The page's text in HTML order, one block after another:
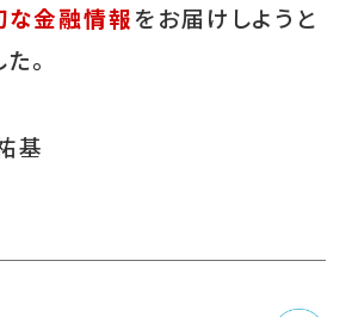
な金融情報をお届けしようと
。
基